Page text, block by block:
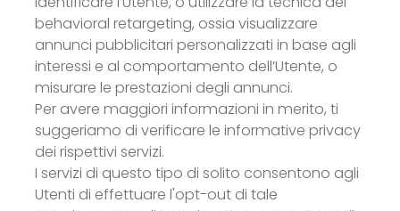
behavioral retargeting, ossia visualizzare
annunci pubblicitari personalizzati in base agli
interessi e al comportamento dell’Utente, o
misurare le prestazioni degli annunci.
Per avere maggiori informazioni in merito, ti
suggeriamo di verificare le informative privacy
dei rispettivi servizi.
I servizi di questo tipo di solito consentono agli
Utenti di effettuare l'opt-out di tale